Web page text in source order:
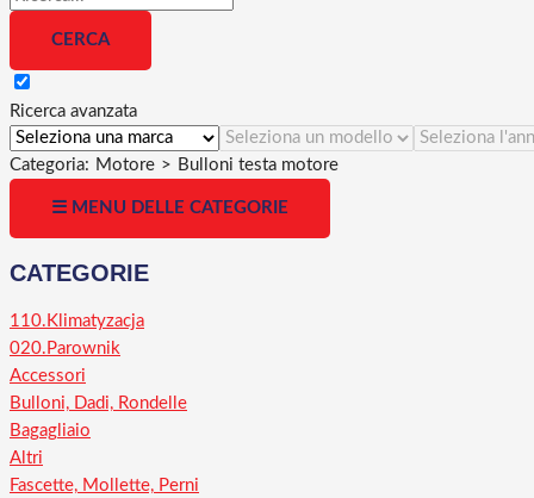
Ricerca avanzata
Categoria: Motore > Bulloni testa motore
☰ MENU DELLE CATEGORIE
CATEGORIE
110.Klimatyzacja
020.Parownik
Accessori
Bulloni, Dadi, Rondelle
Bagagliaio
Altri
Fascette, Mollette, Perni